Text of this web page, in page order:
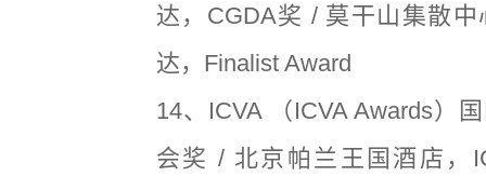
达，CGDA奖 / 莫干山集散中
达，Finalist Award
14、ICVA （ICVA Awards）
会奖 / 北京帕兰王国酒店，